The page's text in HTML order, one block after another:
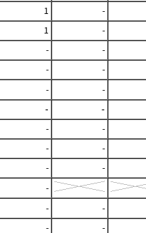
1 -
1 -
- -
- -
- -
- -
- -
- -
- -
-
- -
- -